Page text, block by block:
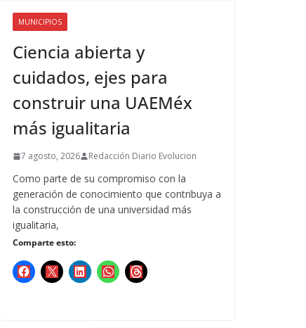
MUNICIPIOS
Ciencia abierta y
cuidados, ejes para
construir una UAEMéx
más igualitaria
7 agosto, 2026 Redacción Diario Evolucion
Como parte de su compromiso con la
generación de conocimiento que contribuya a
la construcción de una universidad más
igualitaria,
Comparte esto: